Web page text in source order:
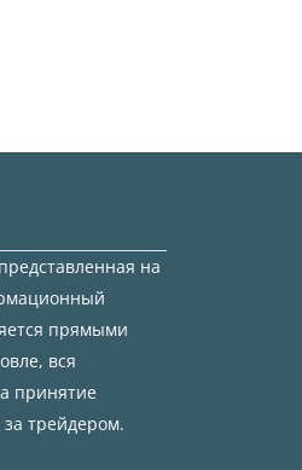
на
прямыми
вся
принятие
трейдером.